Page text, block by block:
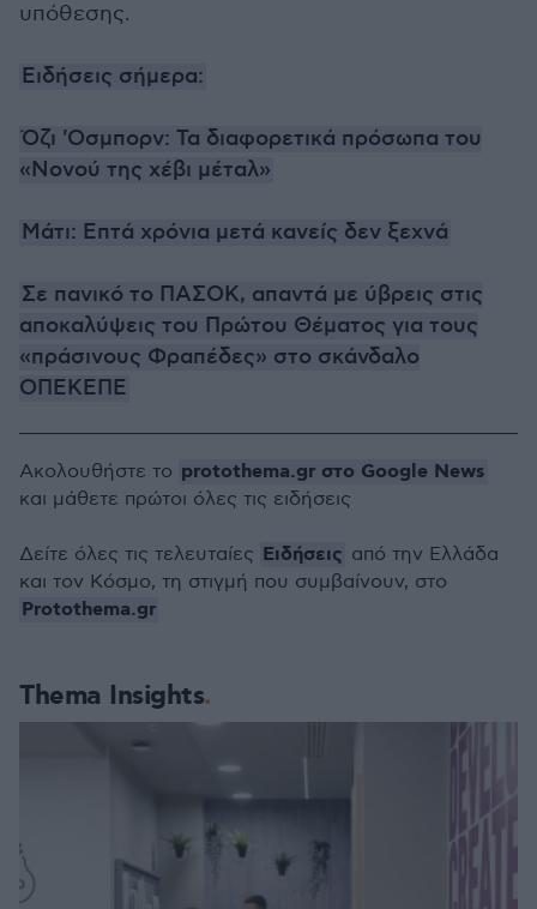
υπόθεσης.
Ειδήσεις σήμερα:
Όζι 'Οσμπορν: Τα διαφορετικά πρόσωπα του
«Νονού της χέβι μέταλ»
Μάτι: Επτά χρόνια μετά κανείς δεν ξεχνά
Σε πανικό το ΠΑΣΟΚ, απαντά με ύβρεις στις
αποκαλύψεις του Πρώτου Θέματος για τους
«πράσινους Φραπέδες» στο σκάνδαλο
ΟΠΕΚΕΠΕ
Thema Insights
Ακολουθήστε το protothema.gr στο Google News
και μάθετε πρώτοι όλες τις ειδήσεις
Δείτε όλες τις τελευταίες Ειδήσεις από την Ελλάδα
και τον Κόσμο, τη στιγμή που συμβαίνουν, στο
Protothema.gr